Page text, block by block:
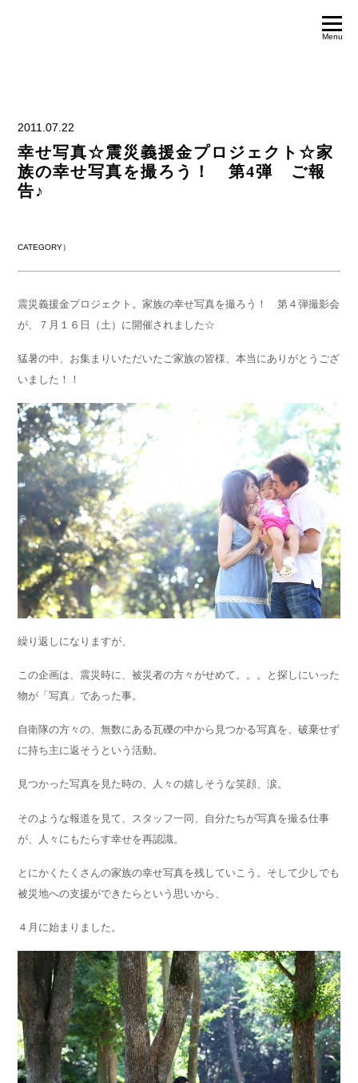
Menu
2011.07.22
幸せ写真☆震災義援金プロジェクト☆家
族の幸せ写真を撮ろう！ 第4弾 ご報
告♪
CATEGORY）
震災義援金プロジェクト。家族の幸せ写真を撮ろう！ 第４弾撮影会
が、７月１６日（土）に開催されました☆
猛暑の中、お集まりいただいたご家族の皆様、本当にありがとうござ
いました！！
繰り返しになりますが、
この企画は、震災時に、被災者の方々がせめて。。。と探しにいった
物が「写真」であった事。
自衛隊の方々の、無数にある瓦礫の中から見つかる写真を、破棄せず
に持ち主に返そうという活動。
見つかった写真を見た時の、人々の嬉しそうな笑顔、涙。
そのような報道を見て、スタッフ一同、自分たちが写真を撮る仕事
が、人々にもたらす幸せを再認識。
とにかくたくさんの家族の幸せ写真を残していこう。そして少しでも
被災地への支援ができたらという思いから、
４月に始まりました。